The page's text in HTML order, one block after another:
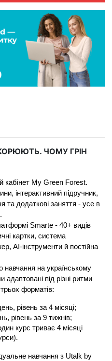
ЧОМУ ГРІН
кабінет My Green Forest.
інтерактивний підручник,
та додаткові заняття - усе в
Smarte - 40+ видів
картки, система
AI-інструменти й постійна
навчання на українському
під різні ритми
форматів:
рівень за 4 місяці;
рівень за 9 тижнів;
курс триває 4 місяці
навчання з Utalk by